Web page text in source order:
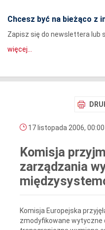
Chcesz być na bieżąco z
Zapisz się do newslettera lub
więcej...
17 listopada 2006, 00:00
Komisja
zarządzania
Komisja Europejska
zmodyfikowane